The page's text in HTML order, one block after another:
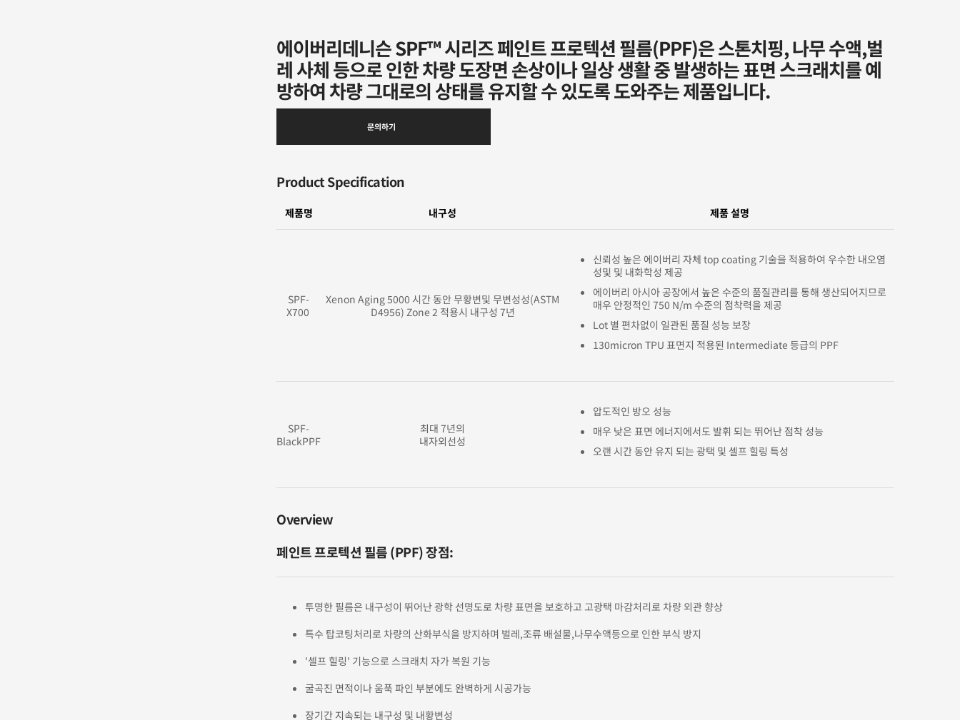
에이버리데니슨 SPF™ 시리즈 페인트 프로텍션 필름(PPF)은 스톤치핑, 나무 수액,벌
레 사체 등으로 인한 차량 도장면 손상이나 일상 생활 중 발생하는 표면 스크래치를 예
방하여 차량 그대로의 상태를 유지할 수 있도록 도와주는 제품입니다.
문의하기
Product Specification
제품명 내구성 제품 설명
SPF-
X700
Xenon Aging 5000 시간 동안 무황변및 무변성성(ASTM
D4956) Zone 2 적용시 내구성 7년
신뢰성 높은 에이버리 자체 top coating 기술을 적용하여 우수한 내오염
성및 및 내화학성 제공
에이버리 아시아 공장에서 높은 수준의 품질관리를 통해 생산되어지므로
매우 안정적인 750 N/m 수준의 점착력을 제공
Lot 별 편차없이 일관된 품질 성능 보장
130micron TPU 표면지 적용된 Intermediate 등급의 PPF
SPF-
BlackPPF
최대 7년의
내자외선성
압도적인 방오 성능
매우 낮은 표면 에너지에서도 발휘 되는 뛰어난 점착 성능
오랜 시간 동안 유지 되는 광택 및 셀프 힐링 특성
Overview
페인트 프로텍션 필름 (PPF) 장점:
투명한 필름은 내구성이 뛰어난 광학 선명도로 차량 표면을 보호하고 고광택 마감처리로 차량 외관 향상
특수 탑코팅처리로 차량의 산화부식을 방지하며 벌레,조류 배설물,나무수액등으로 인한 부식 방지
'셀프 힐링' 기능으로 스크래치 자가 복원 기능
굴곡진 면적이나 움푹 파인 부분에도 완벽하게 시공가능
장기간 지속되는 내구성 및 내황변성